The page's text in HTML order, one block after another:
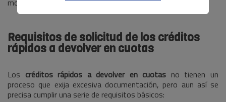
momento.
Requisitos de solicitud de los créditos
rápidos a devolver en cuotas
Los créditos rápidos a devolver en cuotas no tienen un
proceso que exija excesiva documentación, pero aun así se
precisa cumplir una serie de requisitos básicos: